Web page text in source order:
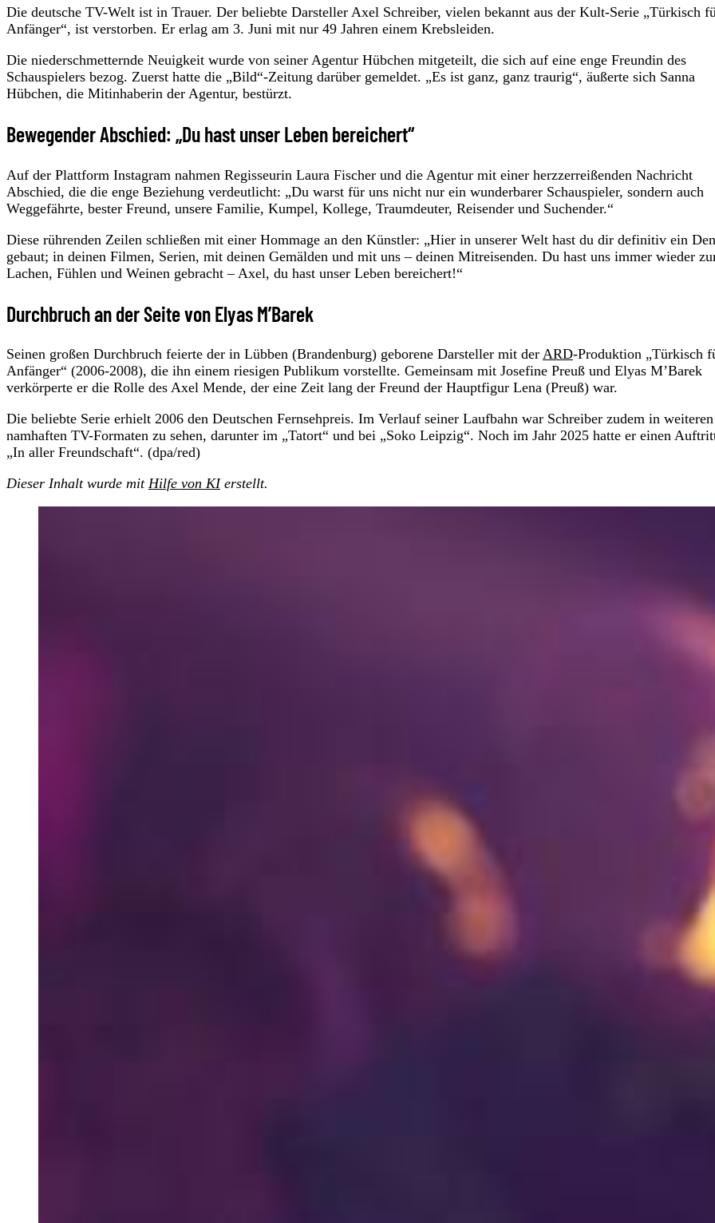
Die deutsche TV-Welt ist in Trauer. Der beliebte Darsteller Axel Schreiber, vielen bekannt aus der Kult-Serie „Türkisch
Anfänger“, ist verstorben. Er erlag am 3. Juni mit nur 49 Jahren einem Krebsleiden.
Die niederschmetternde Neuigkeit wurde von seiner Agentur Hübchen mitgeteilt, die sich auf eine enge Freundin des
Schauspielers bezog. Zuerst hatte die „Bild“-Zeitung darüber gemeldet. „Es ist ganz, ganz traurig“, äußerte sich Sanna
Hübchen, die Mitinhaberin der Agentur, bestürzt.
Bewegender Abschied: „Du hast unser Leben bereichert“
Auf der Plattform Instagram nahmen Regisseurin Laura Fischer und die Agentur mit einer herzzerreißenden Nachricht
Abschied, die die enge Beziehung verdeutlicht: „Du warst für uns nicht nur ein wunderbarer Schauspieler, sondern auch
Weggefährte, bester Freund, unsere Familie, Kumpel, Kollege, Traumdeuter, Reisender und Suchender.“
Diese rührenden Zeilen schließen mit einer Hommage an den Künstler: „Hier in unserer Welt hast du dir definitiv ein
gebaut; in deinen Filmen, Serien, mit deinen Gemälden und mit uns – deinen Mitreisenden. Du hast uns immer wieder
Lachen, Fühlen und Weinen gebracht – Axel, du hast unser Leben bereichert!“
Durchbruch an der Seite von Elyas M’Barek
Seinen großen Durchbruch feierte der in Lübben (Brandenburg) geborene Darsteller mit der ARD-Produktion „Türkisch
Anfänger“ (2006-2008), die ihn einem riesigen Publikum vorstellte. Gemeinsam mit Josefine Preuß und Elyas M’Barek
verkörperte er die Rolle des Axel Mende, der eine Zeit lang der Freund der Hauptfigur Lena (Preuß) war.
Die beliebte Serie erhielt 2006 den Deutschen Fernsehpreis. Im Verlauf seiner Laufbahn war Schreiber zudem in weiteren
namhaften TV-Formaten zu sehen, darunter im „Tatort“ und bei „Soko Leipzig“. Noch im Jahr 2025 hatte er einen
„In aller Freundschaft“. (dpa/red)
Dieser Inhalt wurde mit Hilfe von KIerstellt.